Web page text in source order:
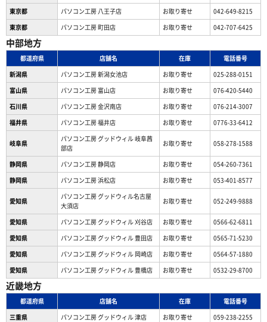
東京都
パソコン工房 八王子店 お取り寄せ
042-649-8215
東京都
パソコン工房 町田店 お取り寄せ 042-707-6425
中部地方
都道府県 店舗名 在庫
電話番号
新潟県
パソコン工房 新潟女池店 お取り寄せ
025-288-0151
富山県
パソコン工房 富山店 お取り寄せ
076-420-5440
石川県
パソコン工房 金沢南店 お取り寄せ
076-214-3007
福井県
パソコン工房 福井店 お取り寄せ 0776-33-6412
岐阜県
パソコン工房 グッドウィル 岐阜茜
部店
お取り寄せ 058-278-1588
静岡県 パソコン工房 静岡店 お取り寄せ
054-260-7361
静岡県
パソコン工房 浜松店 お取り寄せ 053-401-8577
愛知県
パソコン工房 グッドウィル名古屋
大須店
お取り寄せ 052-249-9888
愛知県 パソコン工房 グッドウィル 刈谷店 お取り寄せ
0566-62-6811
愛知県
パソコン工房 グッドウィル 豊田店 お取り寄せ
0565-71-5230
愛知県
パソコン工房 グッドウィル 岡崎店 お取り寄せ
0564-57-1880
愛知県
パソコン工房 グッドウィル 豊橋店 お取り寄せ 0532-29-8700
近畿地方
都道府県 店舗名 在庫
電話番号
三重県
パソコン工房 グッドウィル 津店 お取り寄せ 059-238-2255